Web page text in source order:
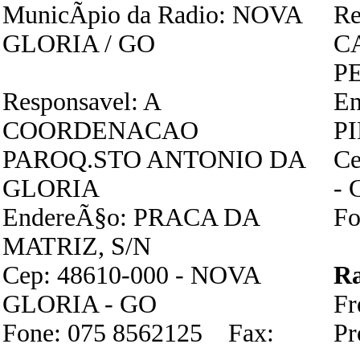
MunicÃ­pio da Radio: NOVA
GLORIA / GO
Responsavel: A
COORDENACAO
PAROQ.STO ANTONIO DA
GLORIA
EndereÃ§o: PRACA DA
MATRIZ, S/N
Cep: 48610-000 - NOVA
GLORIA - GO
Fone: 075 8562125 Fax:
-